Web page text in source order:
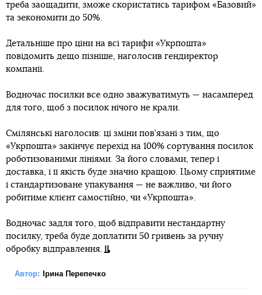
треба заощадити, зможе скористатись тарифом «Базовий»
та зекономити до 50%.
Детальніше про ціни на всі тарифи «Укрпошта»
повідомить дещо пізніше, наголосив гендиректор
компанії.
Водночас посилки все одно зважуватимуть — насамперед
для того, щоб з посилок нічого не крали.
Смілянські наголосив: ці зміни пов’язані з тим, що
«Укрпошта» закінчує перехід на 100% сортування посилок
роботизованими лініями. За його словами, тепер і
доставка, і її якість буде значно кращою. Цьому сприятиме
і стандартизоване упакування — не важливо, чи його
робитиме клієнт самостійно, чи «Укрпошта».
Водночас задля того, щоб відправити нестандартну
посилку, треба буде доплатити 50 гривень за ручну
обробку відправлення.
Автор: Ірина Перепечко